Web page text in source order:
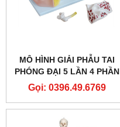
MÔ HÌNH GIẢI PHẪU TAI
PHÓNG ĐẠI 5 LẦN 4 PHẦN
THÁO RỜI
Gọi: 0396.49.6769